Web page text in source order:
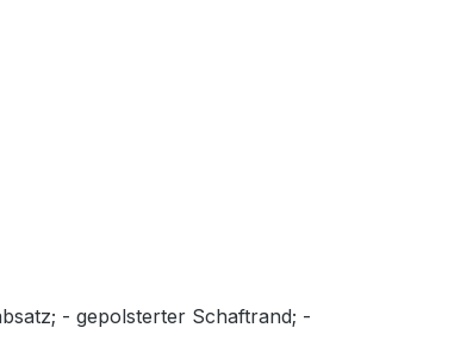
- gepolsterter Schaftrand; -